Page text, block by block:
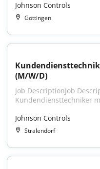
Johnson Controls
Göttingen
(M/W/D)
Job DescriptionJob
Kundendiensttechniker
Johnson Controls
Stralendorf